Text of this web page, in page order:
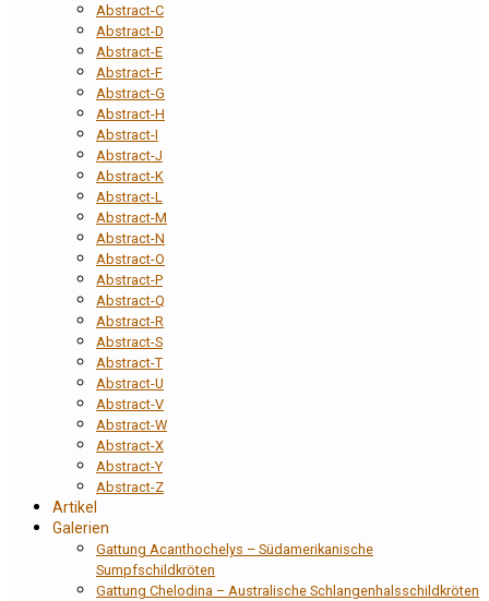
Abstract-C
Abstract-D
Abstract-E
Abstract-F
Abstract-G
Abstract-H
Abstract-I
Abstract-J
Abstract-K
Abstract-L
Abstract-M
Abstract-N
Abstract-O
Abstract-P
Abstract-Q
Abstract-R
Abstract-S
Abstract-T
Abstract-U
Abstract-V
Abstract-W
Abstract-X
Abstract-Y
Abstract-Z
Artikel
Galerien
Gattung Acanthochelys – Südamerikanische
Sumpfschildkröten
Gattung Chelodina – Australische Schlangenhalsschildkröten